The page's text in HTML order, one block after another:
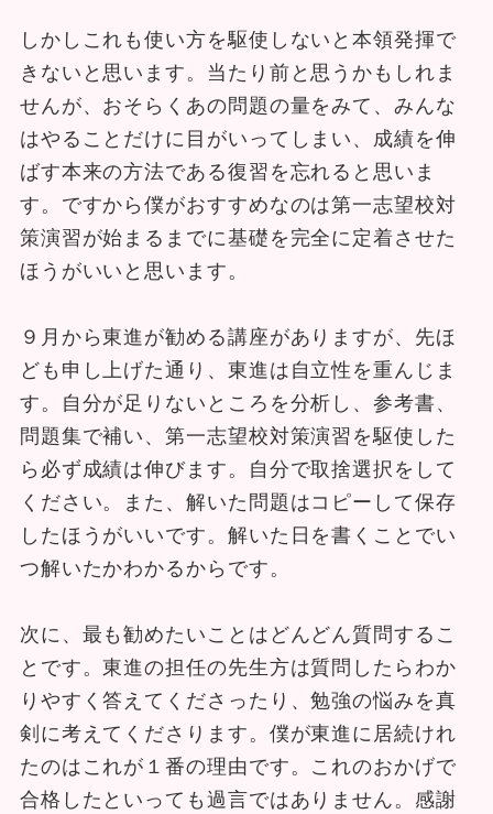
しかしこれも使い方を駆使しないと本領発揮で
きないと思います。当たり前と思うかもしれま
せんが、おそらくあの問題の量をみて、みんな
はやることだけに目がいってしまい、成績を伸
ばす本来の方法である復習を忘れると思いま
す。ですから僕がおすすめなのは第一志望校対
策演習が始まるまでに基礎を完全に定着させた
ほうがいいと思います。
９月から東進が勧める講座がありますが、先ほ
ども申し上げた通り、東進は自立性を重んじま
す。自分が足りないところを分析し、参考書、
問題集で補い、第一志望校対策演習を駆使した
ら必ず成績は伸びます。自分で取捨選択をして
ください。また、解いた問題はコピーして保存
したほうがいいです。解いた日を書くことでい
つ解いたかわかるからです。
次に、最も勧めたいことはどんどん質問するこ
とです。東進の担任の先生方は質問したらわか
りやすく答えてくださったり、勉強の悩みを真
剣に考えてくださります。僕が東進に居続けれ
たのはこれが１番の理由です。これのおかげで
合格したといっても過言ではありません。感謝